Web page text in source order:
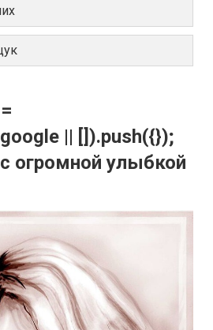
|| []).push({});
огромной улыбкой